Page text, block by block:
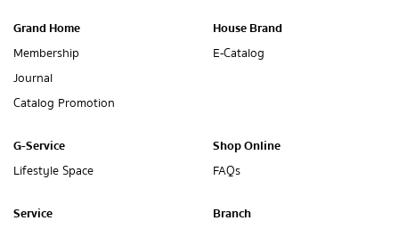
Grand Home
Membership
Journal
Catalog Promotion
House Brand
E-Catalog
G-Service
Lifestyle Space
Shop Online
FAQs
Service
Branch